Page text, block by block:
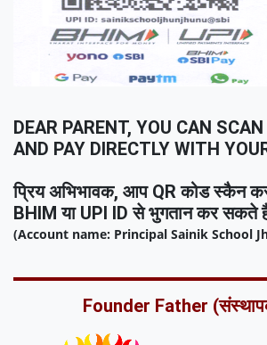
DEAR PARENT, YOU CAN
AND PAY DIRECTLY WITH
प्रिय अभिभावक, आप QR कोड स्कैन
BHIM या UPI ID से भुगतान कर सकते
(Account name: Principal Sainik School
Founder Father